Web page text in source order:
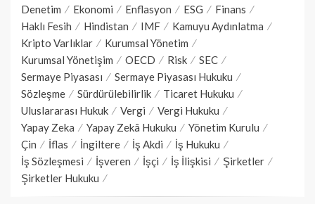
Denetim
Ekonomi Enflasyon ESG
Finans
Haklı Fesih
Hindistan IMF
Kamuyu Aydınlatma
Kripto Varlıklar
Kurumsal Yönetim
Kurumsal Yönetişim
OECD Risk
SEC
Sermaye Piyasası
Sermaye Piyasası Hukuku
Sözleşme
Sürdürülebilirlik
Ticaret Hukuku
Uluslararası Hukuk
Vergi
Vergi Hukuku
Yapay Zeka
Yapay Zekâ Hukuku
Yönetim Kurulu
Çin
İflas İngiltere İş Akdi
İş Hukuku
İş Sözleşmesi
İşveren İşçi İş İlişkisi
Şirketler
Şirketler Hukuku